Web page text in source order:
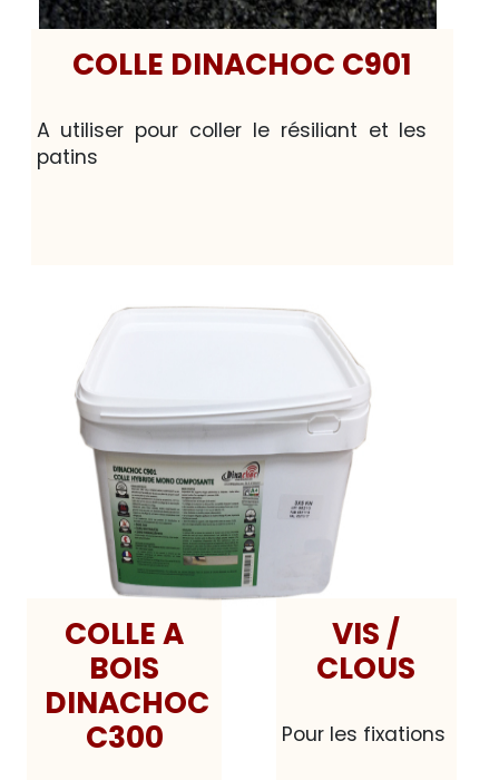
COLLE DINACHOC C901
A utiliser pour coller le résiliant et les
patins
COLLE A
BOIS
DINACHOC
C300
VIS /
CLOUS
Pour les fixations